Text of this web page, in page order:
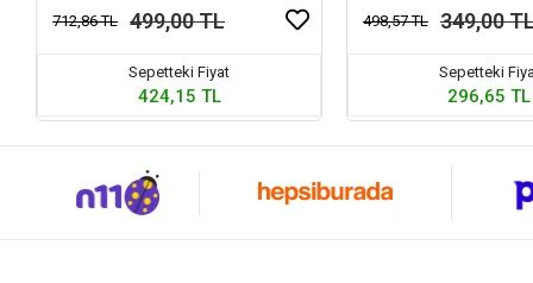
712,86 TL 499,00 TL
Sepetteki Fiyat
424,15 TL
498,57 TL 349,00
Sepetteki
296,65 TL